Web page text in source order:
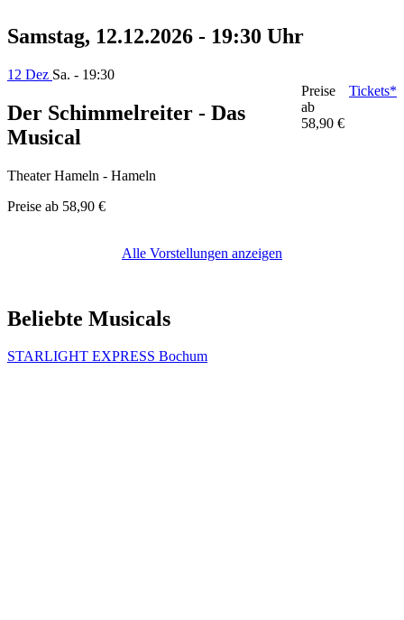
Samstag, 12.12.2026 - 19:30 Uhr
12 Dez Sa. - 19:30
Der Schimmelreiter - Das
Musical
Theater Hameln - Hameln
Preise ab 58,90 €
Preise
ab
58,90 €
Tickets*
Alle Vorstellungen anzeigen
Beliebte Musicals
STARLIGHT EXPRESS Bochum